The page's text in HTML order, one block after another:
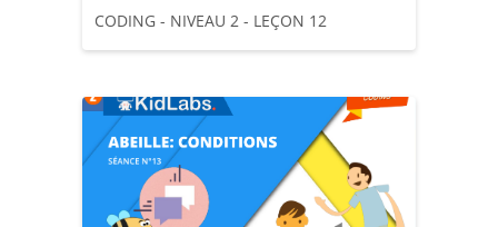
CODING - NIVEAU 2 - LEÇON 12